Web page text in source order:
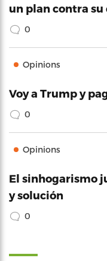
un plan contra su
0
Opinions
Voy a Trump y
0
Opinions
El sinhogarismo
y solución
0